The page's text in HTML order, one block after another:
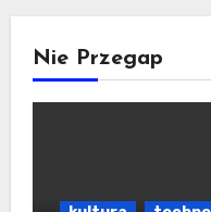
Nie Przegap